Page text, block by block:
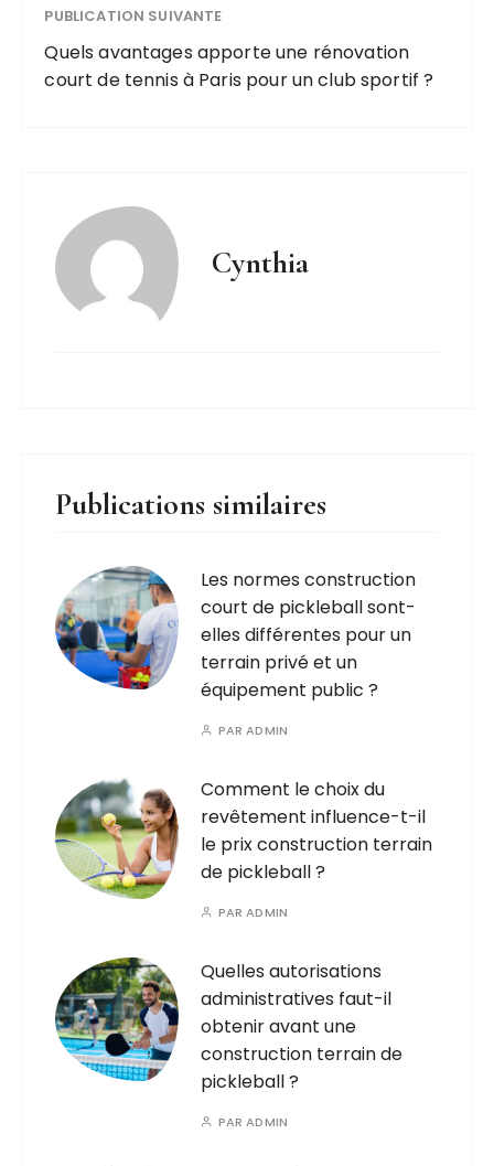
PUBLICATION SUIVANTE
Quels avantages apporte une rénovation
court de tennis à Paris pour un club sportif ?
Cynthia
Publications similaires
Les normes construction
court de pickleball sont-
elles différentes pour un
terrain privé et un
équipement public ?
PARADMIN
Comment le choix du
revêtement influence-t-il
le prix construction terrain
de pickleball ?
PARADMIN
Quelles autorisations
administratives faut-il
obtenir avant une
construction terrain de
pickleball ?
PARADMIN